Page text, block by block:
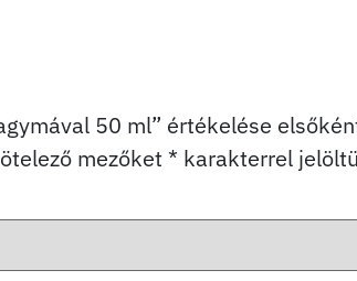
50 ml” értékelése
mezőket * karakterrel